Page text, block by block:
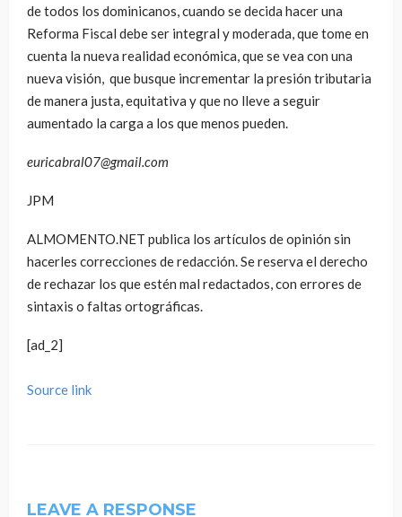
de todos los dominicanos, cuando se decida hacer una
Reforma Fiscal debe ser integral y moderada, que tome en
cuenta la nueva realidad económica, que se vea con una
nueva visión, que busque incrementar la presión tributaria
de manera justa, equitativa y que no lleve a seguir
aumentado la carga a los que menos pueden.
euricabral07@gmail.com
JPM
ALMOMENTO.NET publica los artículos de opinión sin
hacerles correcciones de redacción. Se reserva el derecho
de rechazar los que estén mal redactados, con errores de
sintaxis o faltas ortográficas.
[ad_2]
Source link
LEAVE A RESPONSE